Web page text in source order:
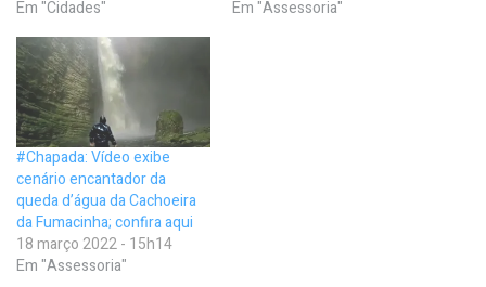
Em "Cidades" Em "Assessoria"
#Chapada: Vídeo exibe
cenário encantador da
queda d’água da Cachoeira
da Fumacinha; confira aqui
18 março 2022 - 15h14
Em "Assessoria"